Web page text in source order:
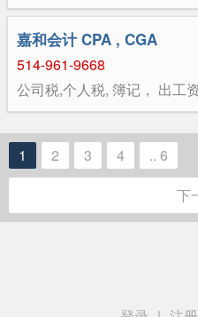
嘉和会计 CPA , CGA
514-961-9668
公司税,个人税, 簿记， 出工
1 2 3 4
.. 6
下